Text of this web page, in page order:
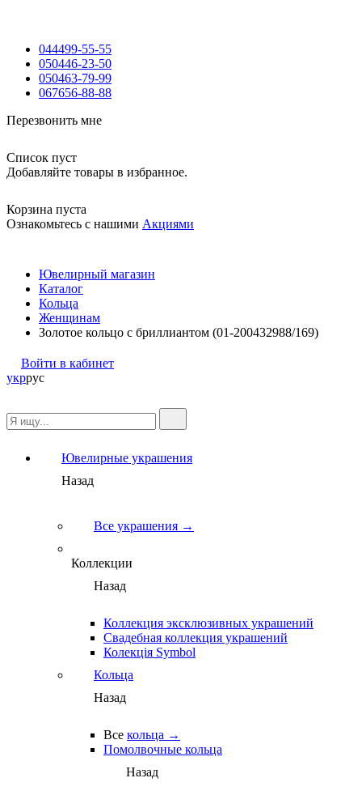
044499-55-55
050446-23-50
050463-79-99
067656-88-88
Перезвонить мне
Список пуст
Добавляйте товары в избранное.
Корзина пуста
Ознакомьтесь с нашими Акциями
Ювелирный магазин
Каталог
Кольца
Женщинам
Золотое кольцо с бриллиантом (01-200432988/169)
Войти в кабинет
укррус
Ювелирные украшения
Назад
Все украшения →
Коллекции
Назад
Коллекция эксклюзивных украшений
Свадебная коллекция украшений
Колекція Symbol
Кольца
Назад
Все кольца →
Помолвочные кольца
Назад